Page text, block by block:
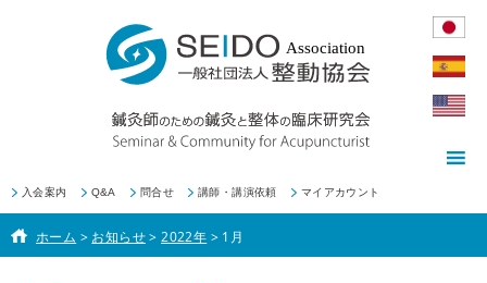
入会案内 Q&A 問合せ 講師・講演依頼 マイアカウント
ホーム > お知らせ>2022年 > 1月